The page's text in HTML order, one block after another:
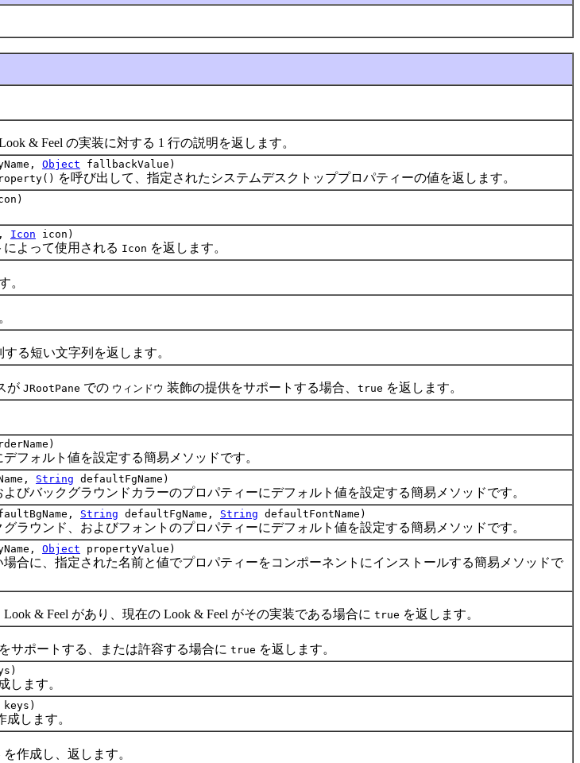
& Feel の実装に対する 1 行の説明を返します。
Object fallbackValue)
を呼び出して、指定されたシステムデスクトッププロパティーの値を返します。
Icon icon)
よって使用される Icon を返します。
。
る短い文字列を返します。
が JRootPane での ウィンドウ 装飾の提供をサポートする場合、 true を返します。
ォルト値を設定する簡易メソッドです。
String defaultFgName)
バックグラウンドカラーのプロパティーにデフォルト値を設定する簡易メソッドです。
String defaultFgName, String defaultFontName)
ウンド、およびフォントのプロパティーにデフォルト値を設定する簡易メソッドです。
Object propertyValue)
に、指定された名前と値でプロパティーをコンポーネントにインストールする簡易メソッドで
& Feel があり、現在の Look & Feel がその実装である場合に true を返します。
ポートする、または許容する場合に true を返します。
します。
成します。
を作成し、返します。